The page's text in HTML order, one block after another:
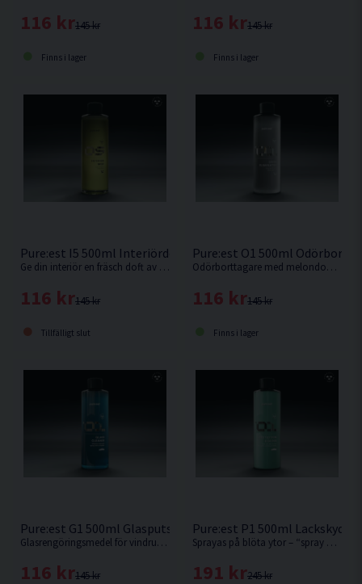
145 kr
116 kr
Finns i lager
145 kr
116 kr
Finns i lager
Pure:est I5 500ml Interiördoft Hawaii
Ge din interiör en fräsch doft av Hawaii
145 kr
116 kr
Tillfälligt slut
Pure:est O1 500ml
Odörborttagare med melondoft för bilklädsel och bilinredning.
145 kr
116 kr
Finns i lager
Pure:est G1 500ml Glasputsmedel
Glasrengöringsmedel för vindrutor och skärmar.
145 kr
116 kr
Pure:est P1 500ml Lackskydd
Sprayas på blöta ytor – “spray on – rinse off”
245 kr
191 kr